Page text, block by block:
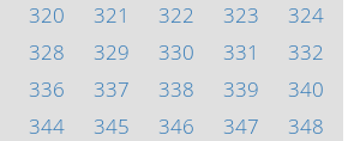
320 321 322 323
324
328 329 330 331
332
336 337 338 339
340
344 345 346 347 348